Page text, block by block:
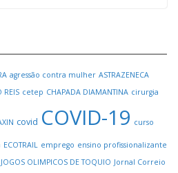
agressão contra mulher ASTRAZENECA
REIS cetep CHAPADA DIAMANTINA cirurgia
covid COVID-19 curso
ECOTRAIL emprego ensino profissionalizante
JOGOS OLIMPICOS DE TOQUIO Jornal Correio